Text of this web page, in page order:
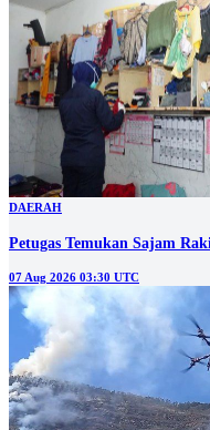
DAERAH
Petugas Temukan Sajam
07 Aug 2026 03:30 UTC